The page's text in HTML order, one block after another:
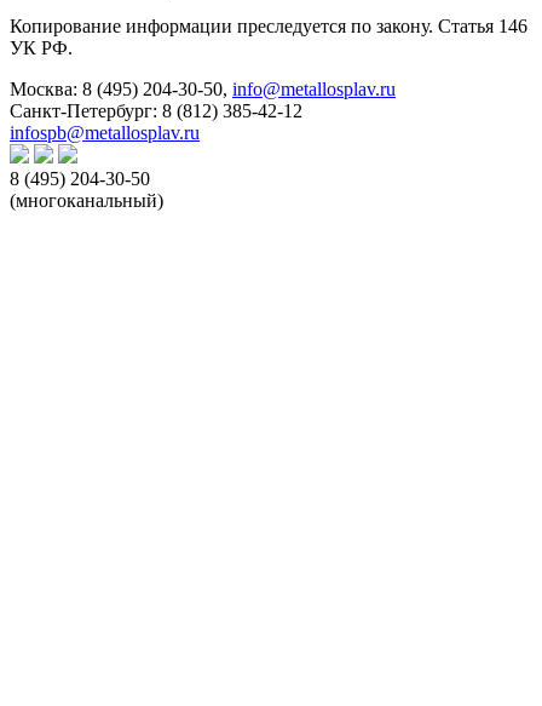
Копирование информации преследуется по закону. Статья 146
УК РФ.
Москва: 8 (495) 204-30-50, info@metallosplav.ru
Санкт-Петербург: 8 (812) 385-42-12
infospb@metallosplav.ru
8 (495) 204-30-50
(многоканальный)